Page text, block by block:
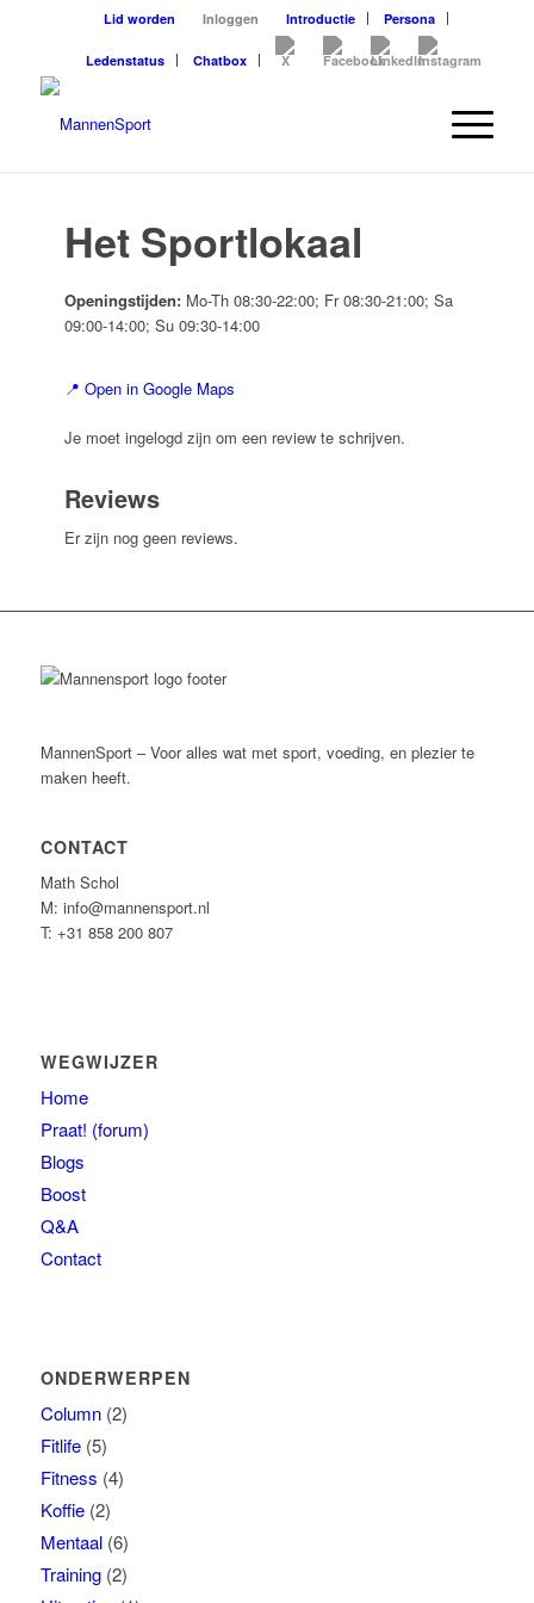
Lid worden Inloggen Introductie Persona
Ledenstatus Chatbox
Het Sportlokaal
Openingstijden:Mo-Th 08:30-22:00; Fr 08:30-21:00; Sa
09:00-14:00; Su 09:30-14:00
📍 Open in Google Maps
Je moet ingelogd zijn om een review te schrijven.
Reviews
Er zijn nog geen reviews.
MannenSport – Voor alles wat met sport, voeding, en plezier te
maken heeft.
CONTACT
Math Schol
M: info@mannensport.nl
T: +31 858 200 807
WEGWIJZER
Home
Praat! (forum)
Blogs
Boost
Q&A
Contact
ONDERWERPEN
Column(2)
Fitlife(5)
Fitness (4)
Koffie(2)
Mentaal(6)
Training(2)